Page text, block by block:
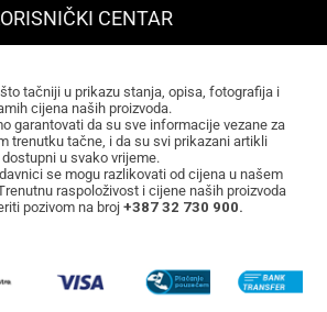
CENTAR
tačniji u prikazu stanja, opisa, fotografija i
cijena naših proizvoda.
garantovati da su sve informacije vezane za
trenutku tačne, i da su svi prikazani artikli
dostupni u svako vrijeme.
se mogu razlikovati od cijena u našem
raspoloživost i cijene naših proizvoda
pozivom na broj +387 32 730 900.